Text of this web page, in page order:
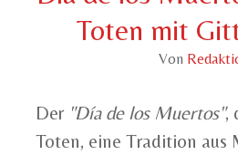
Toten mit
Von
Der "Día de los Muertos",
Toten, eine Tradition aus